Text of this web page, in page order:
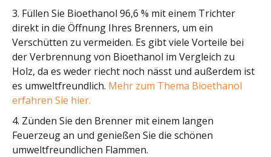
3. Füllen Sie Bioethanol 96,6 % mit einem Trichter
direkt in die Öffnung Ihres Brenners, um ein
Verschütten zu vermeiden. Es gibt viele Vorteile bei
der Verbrennung von Bioethanol im Vergleich zu
Holz, da es weder riecht noch nässt und außerdem ist
es umweltfreundlich. Mehr zum Thema Bioethanol
erfahren Sie hier.
4. Zünden Sie den Brenner mit einem langen
Feuerzeug an und genießen Sie die schönen
umweltfreundlichen Flammen.